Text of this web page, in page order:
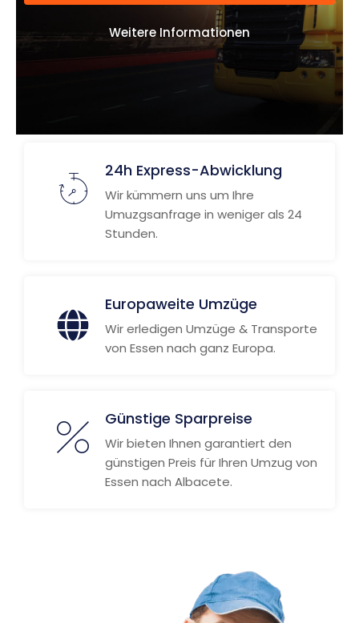
Weitere Informationen
24h Express-Abwicklung
Wir kümmern uns um Ihre
Umuzgsanfrage in weniger als 24
Stunden.
Europaweite Umzüge
Wir erledigen Umzüge & Transporte
von Essen nach ganz Europa.
Günstige Sparpreise
Wir bieten Ihnen garantiert den
günstigen Preis für Ihren Umzug von
Essen nach Albacete.